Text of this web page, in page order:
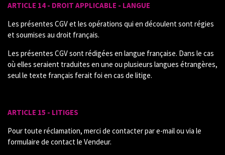
ARTICLE 14 - DROIT APPLICABLE - LANGUE
Les présentes CGV et les opérations qui en découlent sont régies
et soumises au droit français.
Les présentes CGV sont rédigées en langue française. Dans le cas
où elles seraient traduites en une ou plusieurs langues étrangères,
seul le texte français ferait foi en cas de litige.
ARTICLE 15 - LITIGES
Pour toute réclamation, merci de contacter par e-mail ou via le
formulaire de contact le Vendeur.